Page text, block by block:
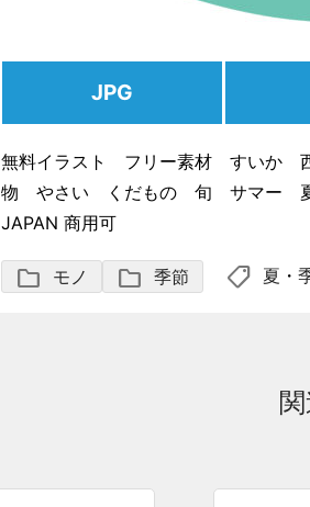
JPG
無料イラスト フリー素材 すい
物 やさい くだもの 旬 サマー
JAPAN 商用可
folder モノ folder 季節 shoppingmode 夏 ・